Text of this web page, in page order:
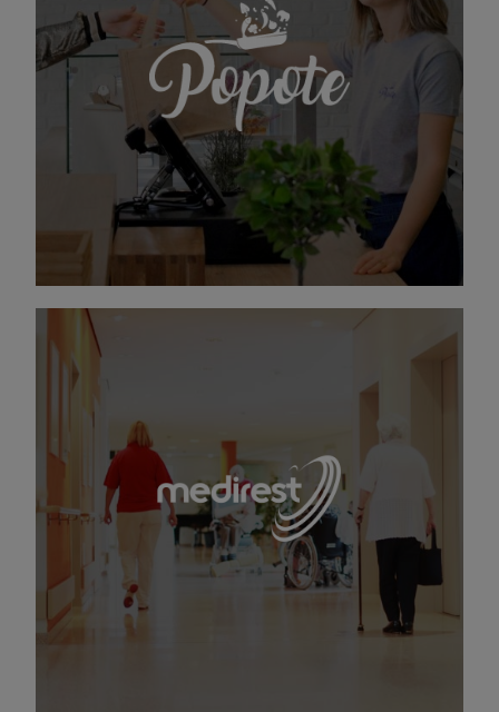
De bons petits plats cuisinés chaque jour dans
notre atelier et livrés dans les entreprises, des
corners animés et connectés, un accueil
dynamique et ultra-frais (comme nos recettes)
… avec Popote, la restauration en entreprise se
DÉCOUVRIR POPOTE
C’est prouvé, bien manger permet de rester en
bonne santé !
Medirest bouscule les codes de la restauration
santé et médico-sociale en portant un nouveau
regard sur le grand âge, la maladie, le handicap.
DÉCOUVRIR MEDIREST